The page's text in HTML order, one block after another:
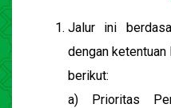
Jalur ini
dengan
berikut:
a) Prioritas